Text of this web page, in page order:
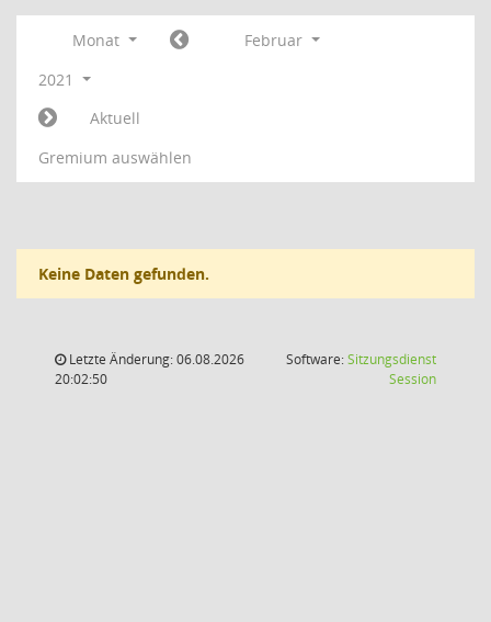
Monat
Februar
2021
Aktuell
Gremium auswählen
Keine Daten gefunden.
Letzte Änderung: 06.08.2026
20:02:50
Software:Sitzungsdienst
Session(Wird in